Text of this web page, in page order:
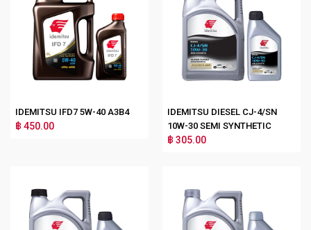
IDEMITSU IFD7 5W-40 A3B4
฿ 450.00
IDEMITSU DIESEL CJ-4/SN
10W-30 SEMI SYNTHETIC
฿ 305.00